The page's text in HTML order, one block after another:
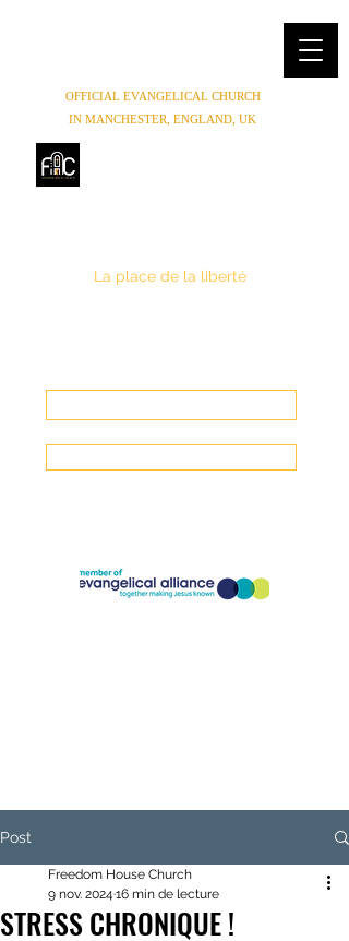
OFFICIAL EVANGELICAL CHURCH
IN MANCHESTER, ENGLAND, UK
La place de la liberté
Post
STRESS CHRONIQUE !
Freedom House Church
9 nov. 2024 16 min de lecture